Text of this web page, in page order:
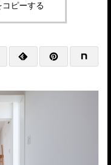
ピーする